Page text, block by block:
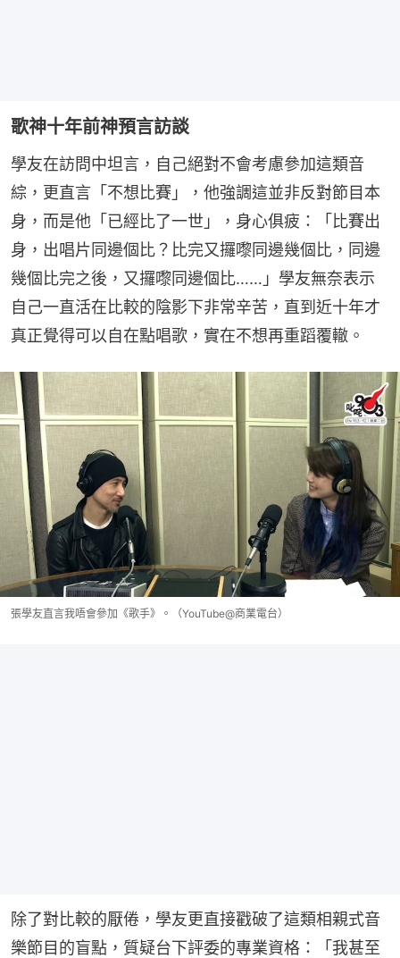
歌神十年前神預言訪談
學友在訪問中坦言，自己絕對不會考慮參加這類音
綜，更直言「不想比賽」，他強調這並非反對節目本
身，而是他「已經比了一世」，身心俱疲：「比賽出
身，出唱片同邊個比？比完又攞嚟同邊幾個比，同邊
幾個比完之後，又攞嚟同邊個比……」學友無奈表示
自己一直活在比較的陰影下非常辛苦，直到近十年才
真正覺得可以自在點唱歌，實在不想再重蹈覆轍。
張學友直言我唔會參加《歌手》。（YouTube@商業電台）
除了對比較的厭倦，學友更直接戳破了這類相親式音
樂節目的盲點，質疑台下評委的專業資格：「我甚至